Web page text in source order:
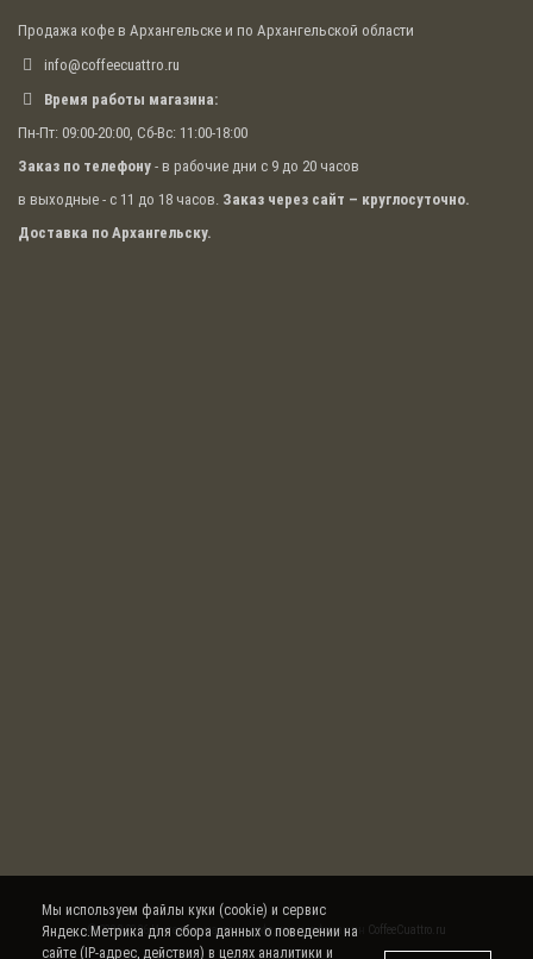
Продажа кофе в Архангельске и по Архангельской области
info@coffeecuattro.ru
Время работы магазина:
Пн-Пт: 09:00-20:00, Сб-Вс: 11:00-18:00
Заказ по телефону - в рабочие дни с 9 до 20 часов
в выходные - с 11 до 18 часов. Заказ через сайт – круглосуточно.
Доставка по Архангельску.
© 2008-2026 Интернет магазин кофе, чая и кофемашин CoffeeCuattro.ru
Мы используем файлы куки (cookie) и сервис
Яндекс.Метрика для сбора данных о поведении на
сайте (IP-адрес, действия) в целях аналитики и